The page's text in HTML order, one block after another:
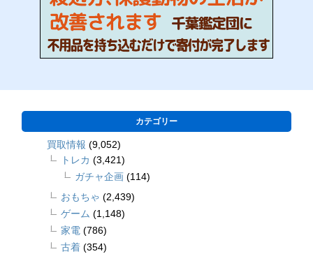
カテゴリー
買取情報 (9,052)
トレカ (3,421)
ガチャ企画 (114)
おもちゃ (2,439)
ゲーム (1,148)
家電 (786)
古着 (354)